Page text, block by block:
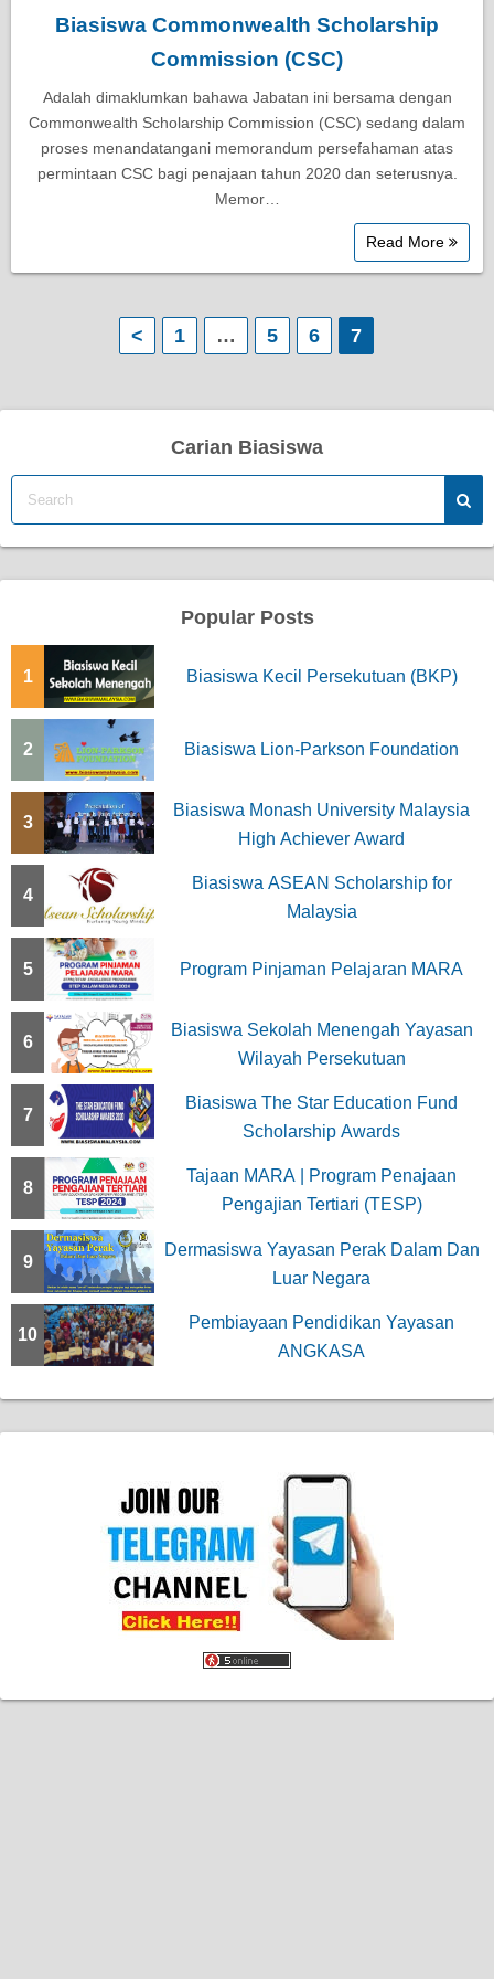
Biasiswa Commonwealth Scholarship
Commission (CSC)
Adalah dimaklumkan bahawa Jabatan ini bersama dengan
Commonwealth Scholarship Commission (CSC) sedang dalam
proses menandatangani memorandum persefahaman atas
permintaan CSC bagi penajaan tahun 2020 dan seterusnya.
Memor…
Read More
t
p
g
n
i
o
n
< 1 … 5 6 7
Carian Biasiswa
Popular Posts
1 Biasiswa Kecil Persekutuan (BKP)
2 Biasiswa Lion-Parkson Foundation
3
Biasiswa Monash University Malaysia
High Achiever Award
4
Biasiswa ASEAN Scholarship for
Malaysia
5 Program Pinjaman Pelajaran MARA
6
Biasiswa Sekolah Menengah Yayasan
Wilayah Persekutuan
7
Biasiswa The Star Education Fund
Scholarship Awards
8
Tajaan MARA | Program Penajaan
Pengajian Tertiari (TESP)
9
Dermasiswa Yayasan Perak Dalam Dan
Luar Negara
10
Pembiayaan Pendidikan Yayasan
ANGKASA